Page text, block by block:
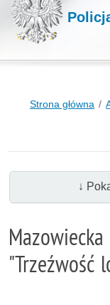
Strona główna
↓
"Trzeźwość